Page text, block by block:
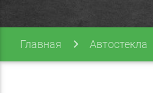
Главная Автостекла